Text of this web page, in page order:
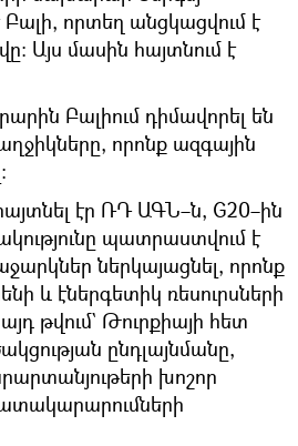
որտեղ անցկացվում է
Այս մասին հայտնում է
Բալիում դիմավորել են
որոնք ազգային
էր ՌԴ ԱԳՆ–ն, G20–ին
պատրաստվում է
ներկայացնել, որոնք
և էներգետիկ ռեսուրսների
թվում` Թուրքիայի հետ
ընդլայնմանը,
խոշոր